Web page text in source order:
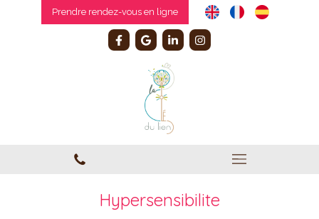
Prendre rendez-vous en ligne
Hypersensibilite